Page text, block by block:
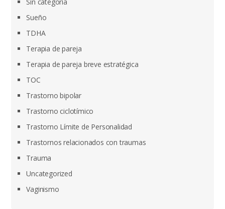
Sueño
TDHA
Terapia de pareja
Terapia de pareja breve estratégica
TOC
Trastorno bipolar
Trastorno ciclotímico
Trastorno Límite de Personalidad
Trastornos relacionados con traumas
Trauma
Uncategorized
Vaginismo